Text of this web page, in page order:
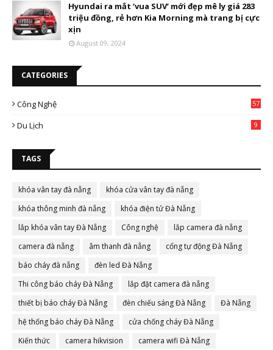
Hyundai ra mắt ‘vua SUV’ mới đẹp mê ly giá 283
triệu đồng, rẻ hơn Kia Morning mà trang bị cực
xịn
August 09, 2024
CATEGORIES
Công Nghệ 57
Du Lịch 9
TAGS
khóa vân tay đà nẵng
khóa cửa vân tay đà nẵng
khóa thông minh đà nẵng
khóa điện tử Đà Nẵng
lắp khóa vân tay Đà Nẵng
Công nghệ
lắp camera đà nẵng
camera đà nẵng
âm thanh đà nẵng
cổng tự động Đà Nẵng
báo cháy đà nẵng
đèn led Đà Nẵng
Thi công báo cháy Đà Nẵng
lắp đặt camera đà nẵng
thiết bị báo cháy Đà Nẵng
đèn chiếu sáng Đà Nẵng
Đà Nẵng
hệ thống báo cháy Đà Nẵng
cửa chống cháy Đà Nẵng
Kiến thức
camera hikvision camera wifi Đà Nẵng